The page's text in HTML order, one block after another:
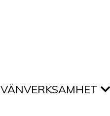
VÄNVERKSAMHET